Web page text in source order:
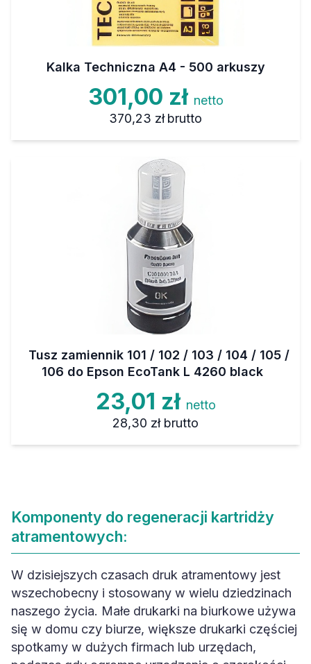
301,00 zł
370,23 zł
brutto
106 do Epson EcoTank L 4260 black
23,01 zł
28,30 zł
brutto
Komponenty do regeneracji kartridży
atramentowych:
wszechobecny i stosowany w wielu dziedzinach
naszego życia. Małe drukarki na biurkowe używa
się w domu czy biurze, większe drukarki częściej
spotkamy w dużych firmach lub urzędach,
podczas gdy ogromne urządzenia o szerokości